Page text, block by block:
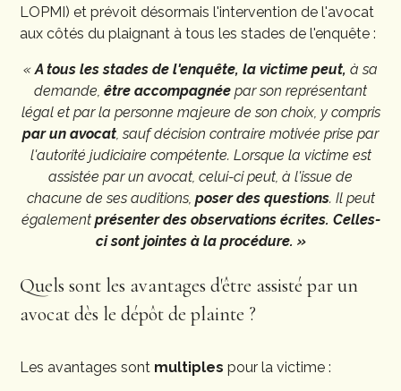
LOPMI) et prévoit désormais l'intervention de l'avocat
aux côtés du plaignant à tous les stades de l'enquête :
« A tous les stades de l'enquête, la victime peut, à sa
demande, être accompagnée par son représentant
légal et par la personne majeure de son choix, y compris
par un avocat , sauf décision contraire motivée prise par
l'autorité judiciaire compétente. Lorsque la victime est
assistée par un avocat, celui-ci peut, à l'issue de
chacune de ses auditions, poser des questions. Il peut
également présenter des observations écrites. Celles-
ci sont jointes à la procédure. »
Quels sont les avantages d'être assisté par un
avocat dès le dépôt de plainte ?
Les avantages sont multiples pour la victime :